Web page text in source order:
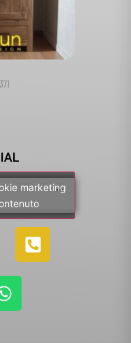
marketing